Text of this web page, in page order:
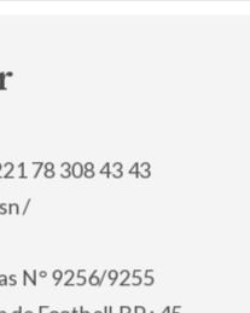
78 308 43 43
/
N° 9256/9255